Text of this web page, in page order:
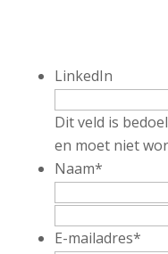
LinkedIn
Dit veld is
en moet niet
Naam*
E-mailadres*